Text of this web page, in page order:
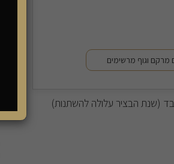
מרקם וגוף מרשימים
(שנת הבציר עלולה להשתנות)